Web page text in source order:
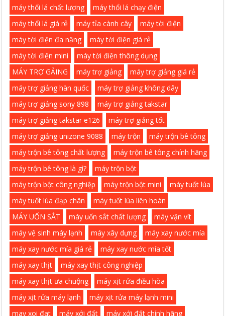
máy thổi lá chất lượng
máy thổi lá chạy điện
máy thổi lá giá rẻ
máy tỉa cành cây
máy tời điện
máy tời điện đa năng
máy tời điện giá rẻ
máy tời điện mini
máy tời điện thông dụng
MÁY TRỢ GẢING
máy trợ giảng
máy trợ giảng giá rẻ
máy trợ giảng hàn quốc
máy trợ giảng không dây
máy trợ giảng sony 898
máy trợ giảng takstar
máy trợ giảng takstar e126
máy trợ giảng tốt
máy trợ giảng unizone 9088
máy trộn
máy trộn bê tông
máy trộn bê tông chất lượng
máy trộn bê tông chính hãng
máy trộn bê tông là gì?
máy trộn bột
máy trộn bột công nghiệp
máy trộn bột mini
máy tuốt lúa
máy tuốt lúa đạp chân
máy tuốt lúa liên hoàn
MÁY UỐN SẮT
máy uốn sắt chất lượng
máy vặn vít
máy vệ sinh máy lạnh
máy xây dựng
máy xay nước mía
máy xay nước mía giá rẻ
máy xay nước mía tốt
máy xay thịt
máy xay thịt công nghiệp
máy xay thịt ưa chuộng
máy xịt rửa điều hòa
máy xịt rửa máy lạnh
máy xịt rửa máy lạnh mini
may xoi đat
máy xới đất
máy xới đất chính hãng